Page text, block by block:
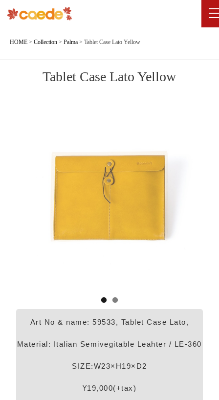
HOME > Collection > Palma > Tablet Case Lato Yellow
Tablet Case Lato Yellow
Art No & name: 59533, Tablet Case Lato,
Material: Italian Semivegitable Leahter / LE-360
SIZE:W23×H19×D2
¥19,000(+tax)